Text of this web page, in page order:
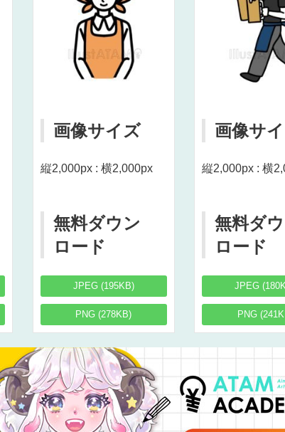
画像サイズ
縦2,000px : 横2,000px
無料ダウン
ロード
JPEG (195KB)
PNG (278KB)
画像サ
縦2,000px : 横
無料ダ
ロード
JPEG
PNG